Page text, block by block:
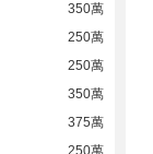
350萬
250萬
250萬
350萬
375萬